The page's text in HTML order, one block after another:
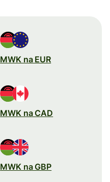
MWK na EUR
MWK na CAD
MWK na GBP